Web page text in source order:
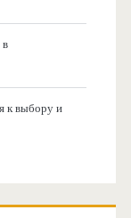
в
к выбору и